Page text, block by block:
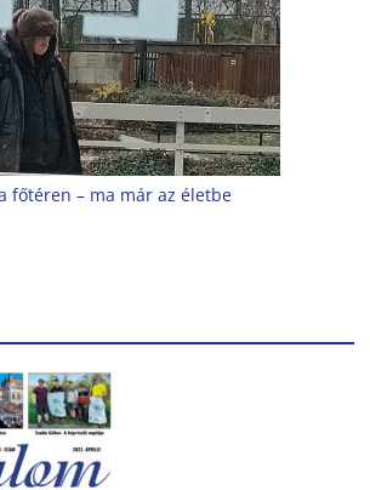
főtéren – ma már az életbe